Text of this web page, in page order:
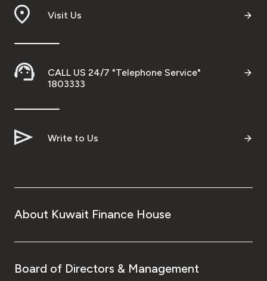
Visit Us
CALL US 24/7 "Telephone Service"
1803333
Write to Us
About Kuwait Finance House
Board of Directors & Management